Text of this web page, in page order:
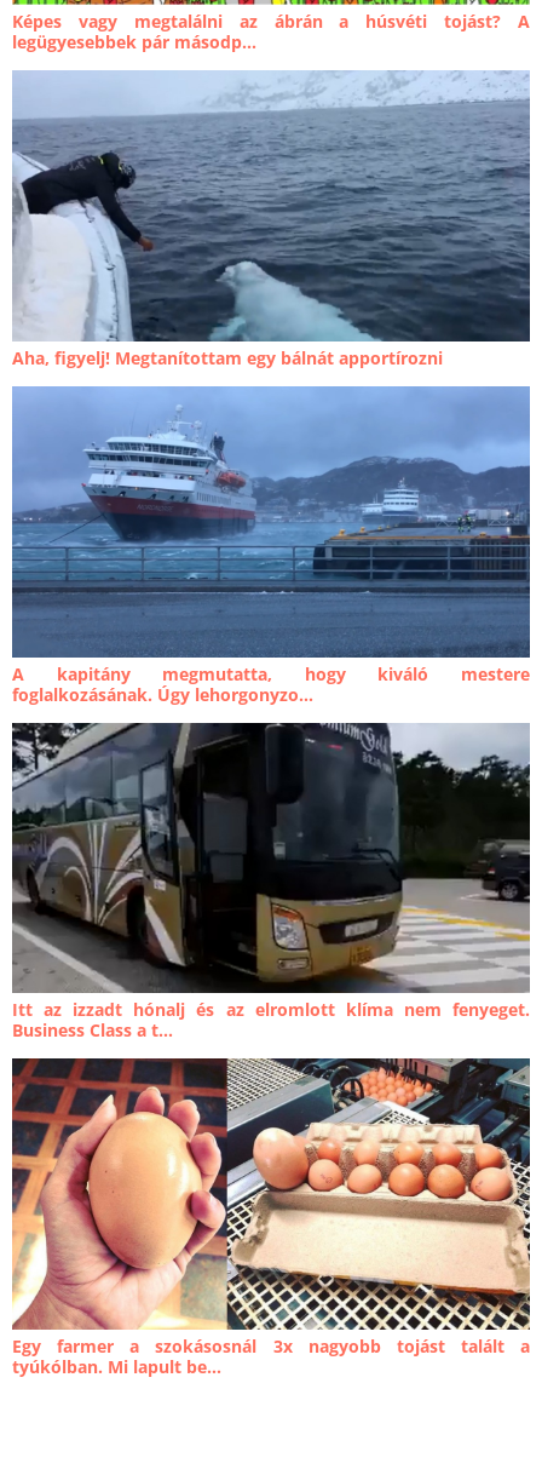
Képes vagy megtalálni az ábrán a húsvéti tojást? A
legügyesebbek pár másodp...
Aha, figyelj! Megtanítottam egy bálnát apportírozni
A kapitány megmutatta, hogy kiváló mestere
foglalkozásának. Úgy lehorgonyzo...
Itt az izzadt hónalj és az elromlott klíma nem fenyeget.
Business Class a t...
Egy farmer a szokásosnál 3x nagyobb tojást talált a
tyúkólban. Mi lapult be...